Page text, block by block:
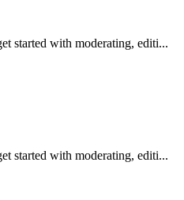
started with moderating, editi...
started with moderating, editi...